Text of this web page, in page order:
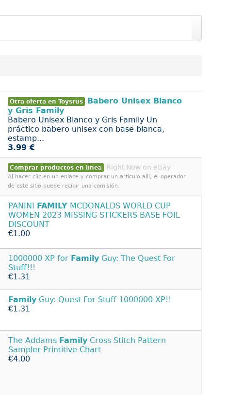
Otra oferta en Toysrus
Babero Unisex Blanco
y Gris Family
Babero Unisex Blanco y Gris Family Un
práctico babero unisex con base blanca,
estamp...
3.99 €
Comprar productos en línea Right Now on eBay
Al hacer clic en un enlace y comprar un artículo allí, el operador
de este sitio puede recibir una comisión.
PANINI FAMILY MCDONALDS WORLD CUP
WOMEN 2023 MISSING STICKERS BASE FOIL
DISCOUNT
€1.00
1000000 XP for Family Guy: The Quest For
Stuff!!!
€1.31
Family Guy: Quest For Stuff 1000000 XP!!
€1.31
The Addams Family Cross Stitch Pattern
Sampler Primitive Chart
€4.00